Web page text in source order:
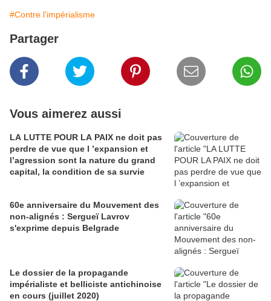
#Contre l'impérialisme
Partager
Vous aimerez aussi
LA LUTTE POUR LA PAIX ne doit pas
perdre de vue que l ’expansion et
l’agression sont la nature du grand
capital, la condition de sa survie
60e anniversaire du Mouvement des
non-alignés : Sergueï Lavrov
s'exprime depuis Belgrade
Le dossier de la propagande
impérialiste et belliciste antichinoise
en cours (juillet 2020)